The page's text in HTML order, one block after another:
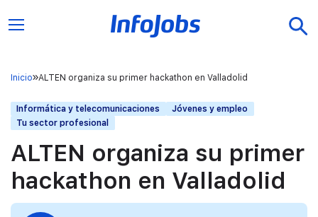
Inicio ALTEN organiza su primer hackathon en Valladolid
Informática y telecomunicaciones
Jóvenes y empleo
Tu sector profesional
ALTEN organiza su primer
hackathon en Valladolid